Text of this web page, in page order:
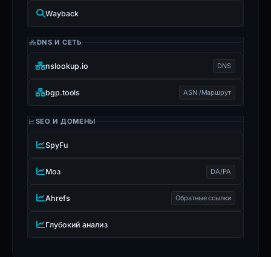
Wayback
DNS И СЕТЬ
nslookup.io DNS
bgp.tools ASN /Маршрут
SEO И ДОМЕНЫ
SpyFu
Моз DA/PA
Ahrefs Обратные ссылки
Глубокий анализ